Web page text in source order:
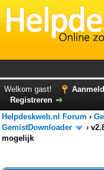
Welkom gast!
Registreren
Helpdeskweb.nl Forum ›
GemistDownloader
›
mogelijk